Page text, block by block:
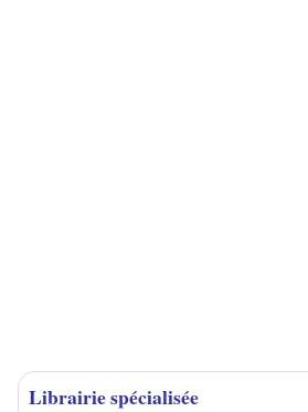
Librairie spécialisée